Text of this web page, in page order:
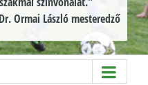
Dr. Ormai László mesteredző